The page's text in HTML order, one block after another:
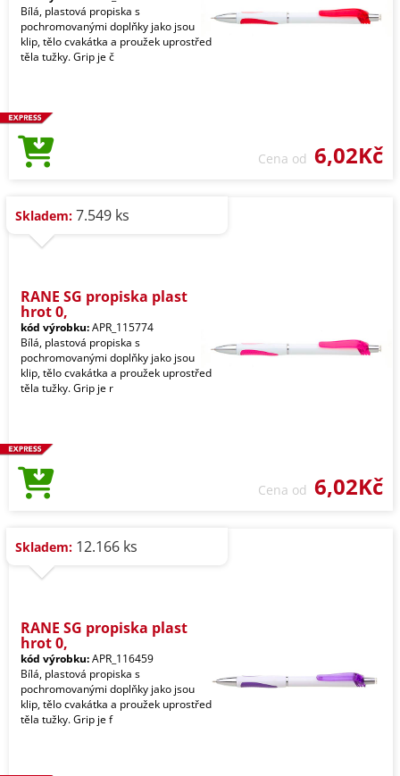
Bílá, plastová propiska s
pochromovanými doplňky jako jsou
klip, tělo cvakátka a proužek uprostřed
těla tužky. Grip je č
Cena od 6,02Kč
Skladem: 7.549 ks
RANE SG propiska plast
hrot 0,
kód výrobku:APR_115774
Bílá, plastová propiska s
pochromovanými doplňky jako jsou
klip, tělo cvakátka a proužek uprostřed
těla tužky. Grip je r
Cena od 6,02Kč
Skladem: 12.166 ks
RANE SG propiska plast
hrot 0,
kód výrobku:APR_116459
Bílá, plastová propiska s
pochromovanými doplňky jako jsou
klip, tělo cvakátka a proužek uprostřed
těla tužky. Grip je f